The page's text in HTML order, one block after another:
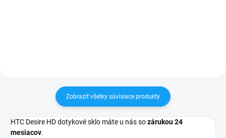
Zobraziť všetky súvisiace produkty
HTC Desire HD dotykové sklo máte u nás sozárukou 24
mesiacov.